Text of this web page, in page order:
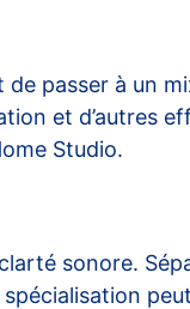
passer à un
et d’autres
Studio.
sonore.